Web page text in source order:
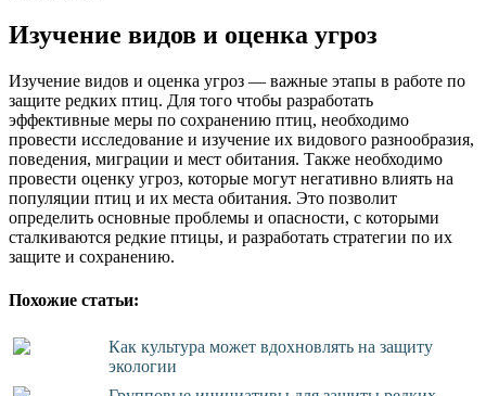
Изучение видов и оценка угроз
Изучение видов и оценка угроз — важные этапы в работе по
защите редких птиц. Для того чтобы разработать
эффективные меры по сохранению птиц, необходимо
провести исследование и изучение их видового разнообразия,
поведения, миграции и мест обитания. Также необходимо
провести оценку угроз, которые могут негативно влиять на
популяции птиц и их места обитания. Это позволит
определить основные проблемы и опасности, с которыми
сталкиваются редкие птицы, и разработать стратегии по их
защите и сохранению.
Похожие статьи:
Как культура может вдохновлять на защиту
экологии